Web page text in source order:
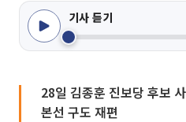
기사 듣기
28일 김종훈 진보당 후보
본선 구도 재편